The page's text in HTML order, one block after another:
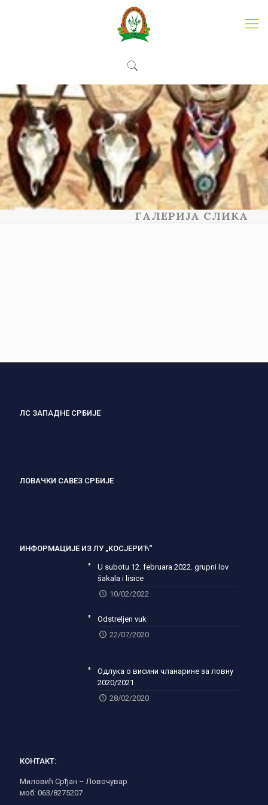
ГАЛЕРИЈА СЛИКА
ЛС ЗАПАДНЕ СРБИЈЕ
ЛОВАЧКИ САВЕЗ СРБИЈЕ
ИНФОРМАЦИЈЕ ИЗ ЛУ „КОСЈЕРИЋ“
U subotu 12. februara 2022. grupni lov
šakala i lisice
10/02/2022
Odstreljen vuk
22/07/2020
Одлука о висини чланарине за ловну
2020/2021
28/02/2020
КОНТАКТ:
Миловић Срђан – Ловочувар
моб: 063/8275207